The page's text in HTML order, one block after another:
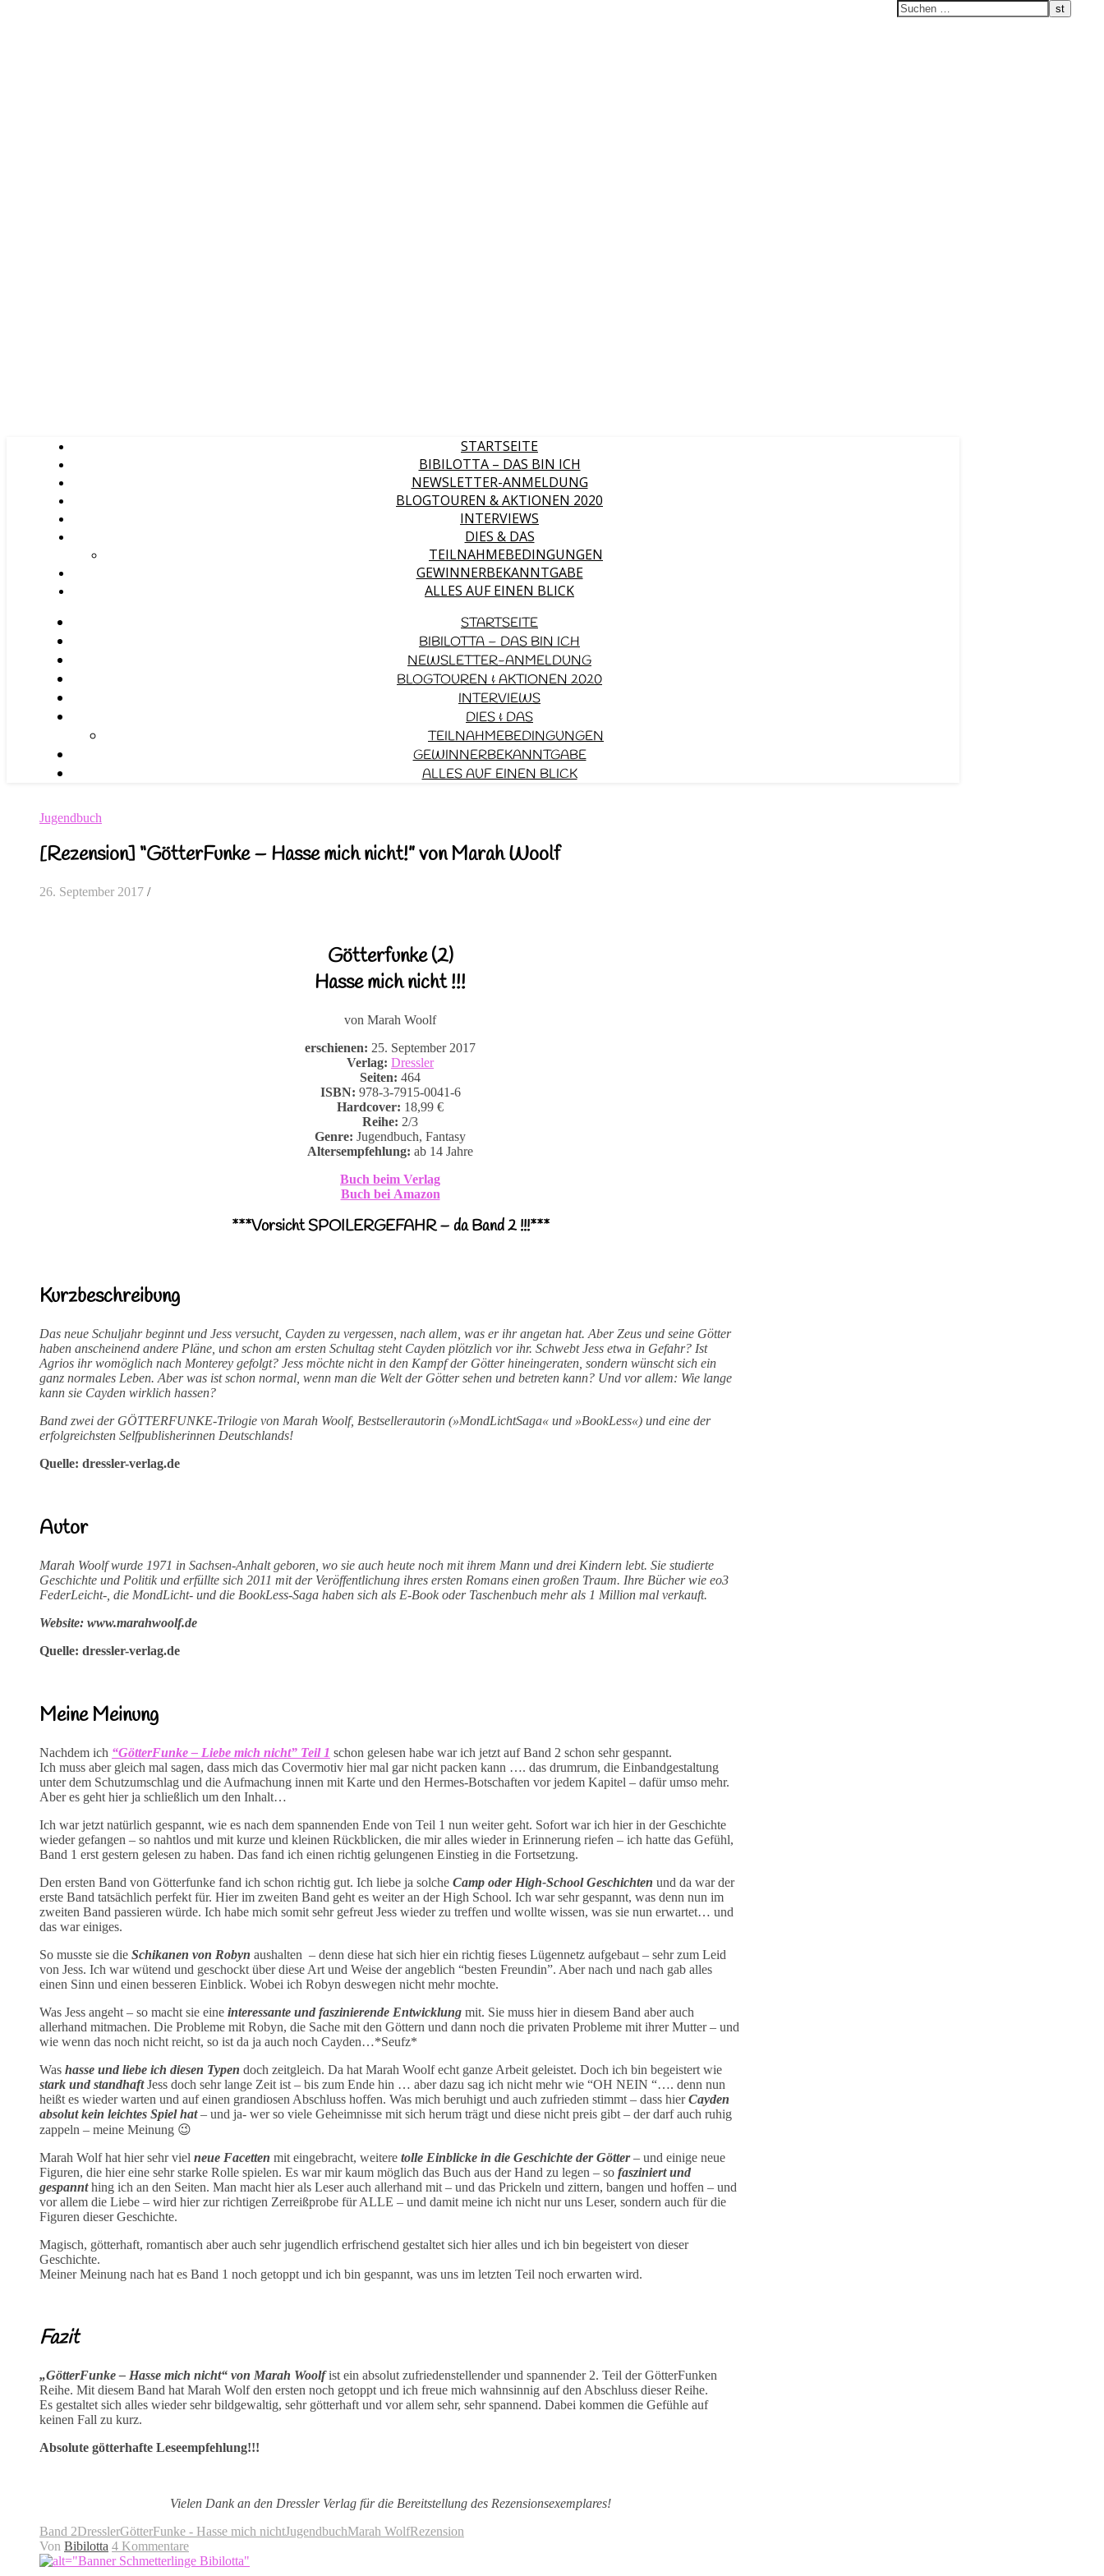
STARTSEITE
BIBILOTTA – DAS BIN ICH
NEWSLETTER-ANMELDUNG
BLOGTOUREN & AKTIONEN 2020
INTERVIEWS
DIES & DAS
TEILNAHMEBEDINGUNGEN
GEWINNERBEKANNTGABE
ALLES AUF EINEN BLICK
STARTSEITE
BIBILOTTA – DAS BIN ICH
NEWSLETTER-ANMELDUNG
BLOGTOUREN & AKTIONEN 2020
INTERVIEWS
DIES & DAS
TEILNAHMEBEDINGUNGEN
GEWINNERBEKANNTGABE
ALLES AUF EINEN BLICK
Jugendbuch
[Rezension] “GötterFunke – Hasse mich nicht!” von Marah Woolf
26. September 2017 /
Götterfunke (2)
Hasse mich nicht !!!
von Marah Woolf
erschienen: 25. September 2017
Verlag: Dressler
Seiten: 464
ISBN: 978-3-7915-0041-6
Hardcover: 18,99 €
Reihe: 2/3
Genre: Jugendbuch, Fantasy
Altersempfehlung: ab 14 Jahre
Buch beim Verlag
Buch bei Amazon
***Vorsicht SPOILERGEFAHR – da Band 2 !!!***
Kurzbeschreibung
Das neue Schuljahr beginnt und Jess versucht, Cayden zu vergessen, nach allem, was er ihr angetan hat. Aber Zeus und seine Götter
haben anscheinend andere Pläne, und schon am ersten Schultag steht Cayden plötzlich vor ihr. Schwebt Jess etwa in Gefahr? Ist
Agrios ihr womöglich nach Monterey gefolgt? Jess möchte nicht in den Kampf der Götter hineingeraten, sondern wünscht sich ein
ganz normales Leben. Aber was ist schon normal, wenn man die Welt der Götter sehen und betreten kann? Und vor allem: Wie lange
kann sie Cayden wirklich hassen?
Band zwei der GÖTTERFUNKE-Trilogie von Marah Woolf, Bestsellerautorin (»MondLichtSaga« und »BookLess«) und eine der
erfolgreichsten Selfpublisherinnen Deutschlands!
Quelle: dressler-verlag.de
Autor
Marah Woolf wurde 1971 in Sachsen-Anhalt geboren, wo sie auch heute noch mit ihrem Mann und drei Kindern lebt. Sie studierte
Geschichte und Politik und erfüllte sich 2011 mit der Veröffentlichung ihres ersten Romans einen großen Traum. Ihre Bücher wie eo3
FederLeicht-, die MondLicht- und die BookLess-Saga haben sich als E-Book oder Taschenbuch mehr als 1 Million mal verkauft.
Website: www.marahwoolf.de
Quelle: dressler-verlag.de
Meine Meinung
Nachdem ich “GötterFunke – Liebe mich nicht” Teil 1 schon gelesen habe war ich jetzt auf Band 2 schon sehr gespannt.
Ich muss aber gleich mal sagen, dass mich das Covermotiv hier mal gar nicht packen kann …. das drumrum, die Einbandgestaltung
unter dem Schutzumschlag und die Aufmachung innen mit Karte und den Hermes-Botschaften vor jedem Kapitel – dafür umso mehr.
Aber es geht hier ja schließlich um den Inhalt…
Ich war jetzt natürlich gespannt, wie es nach dem spannenden Ende von Teil 1 nun weiter geht. Sofort war ich hier in der Geschichte
wieder gefangen – so nahtlos und mit kurze und kleinen Rückblicken, die mir alles wieder in Erinnerung riefen – ich hatte das Gefühl,
Band 1 erst gestern gelesen zu haben. Das fand ich einen richtig gelungenen Einstieg in die Fortsetzung.
Den ersten Band von Götterfunke fand ich schon richtig gut. Ich liebe ja solche Camp oder High-School Geschichten und da war der
erste Band tatsächlich perfekt für. Hier im zweiten Band geht es weiter an der High School. Ich war sehr gespannt, was denn nun im
zweiten Band passieren würde. Ich habe mich somit sehr gefreut Jess wieder zu treffen und wollte wissen, was sie nun erwartet… und
das war einiges.
So musste sie die Schikanen von Robyn aushalten – denn diese hat sich hier ein richtig fieses Lügennetz aufgebaut – sehr zum Leid
von Jess. Ich war wütend und geschockt über diese Art und Weise der angeblich “besten Freundin”. Aber nach und nach gab alles
einen Sinn und einen besseren Einblick. Wobei ich Robyn deswegen nicht mehr mochte.
Was Jess angeht – so macht sie eine interessante und faszinierende Entwicklung mit. Sie muss hier in diesem Band aber auch
allerhand mitmachen. Die Probleme mit Robyn, die Sache mit den Göttern und dann noch die privaten Probleme mit ihrer Mutter – und
wie wenn das noch nicht reicht, so ist da ja auch noch Cayden…*Seufz*
Was hasse und liebe ich diesen Typen doch zeitgleich. Da hat Marah Woolf echt ganze Arbeit geleistet. Doch ich bin begeistert wie
stark und standhaftJess doch sehr lange Zeit ist – bis zum Ende hin … aber dazu sag ich nicht mehr wie “OH NEIN “…. denn nun
heißt es wieder warten und auf einen grandiosen Abschluss hoffen. Was mich beruhigt und auch zufrieden stimmt – dass hierCayden
absolut kein leichtes Spiel hat– und ja- wer so viele Geheimnisse mit sich herum trägt und diese nicht preis gibt – der darf auch ruhig
zappeln – meine Meinung 😉
Marah Wolf hat hier sehr viel neue Facetten mit eingebracht, weitere tolle Einblicke in die Geschichte der Götter– und einige neue
Figuren, die hier eine sehr starke Rolle spielen. Es war mir kaum möglich das Buch aus der Hand zu legen – so fasziniert und
gespannthing ich an den Seiten. Man macht hier als Leser auch allerhand mit – und das Prickeln und zittern, bangen und hoffen – und
vor allem die Liebe – wird hier zur richtigen Zerreißprobe für ALLE – und damit meine ich nicht nur uns Leser, sondern auch für die
Figuren dieser Geschichte.
Magisch, götterhaft, romantisch aber auch sehr jugendlich erfrischend gestaltet sich hier alles und ich bin begeistert von dieser
Geschichte.
Meiner Meinung nach hat es Band 1 noch getoppt und ich bin gespannt, was uns im letzten Teil noch erwarten wird.
Fazit
„GötterFunke – Hasse mich nicht“ von Marah Woolfist ein absolut zufriedenstellender und spannender 2. Teil der GötterFunken
Reihe. Mit diesem Band hat Marah Wolf den ersten noch getoppt und ich freue mich wahnsinnig auf den Abschluss dieser Reihe.
Es gestaltet sich alles wieder sehr bildgewaltig, sehr götterhaft und vor allem sehr, sehr spannend. Dabei kommen die Gefühle auf
keinen Fall zu kurz.
Absolute götterhafte Leseempfehlung!!!
Vielen Dank an den Dressler Verlag für die Bereitstellung des Rezensionsexemplares!
Band 2DresslerGötterFunke - Hasse mich nichtJugendbuchMarah WolfRezension
Von Bibilotta 4 Kommentare